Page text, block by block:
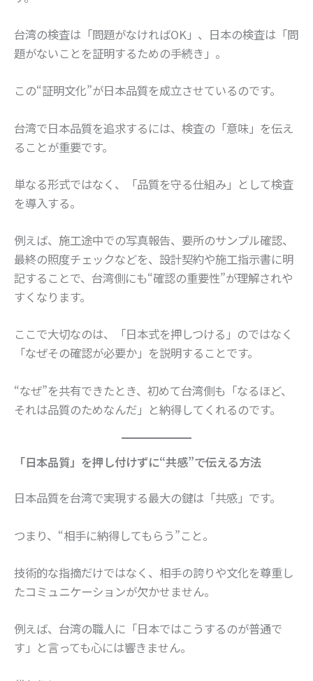
台湾の検査は「問題がなければOK」、日本の検査は「問
題がないことを証明するための手続き」。
この“証明文化”が日本品質を成立させているのです。
台湾で日本品質を追求するには、検査の「意味」を伝え
ることが重要です。
単なる形式ではなく、「品質を守る仕組み」として検査
を導入する。
例えば、施工途中での写真報告、要所のサンプル確認、
最終の照度チェックなどを、設計契約や施工指示書に明
記することで、台湾側にも“確認の重要性”が理解されや
すくなります。
ここで大切なのは、「日本式を押しつける」のではなく
「なぜその確認が必要か」を説明することです。
“なぜ”を共有できたとき、初めて台湾側も「なるほど、
それは品質のためなんだ」と納得してくれるのです。
「日本品質」を押し付けずに“共感”で伝える方法
日本品質を台湾で実現する最大の鍵は「共感」です。
つまり、“相手に納得してもらう”こと。
技術的な指摘だけではなく、相手の誇りや文化を尊重し
たコミュニケーションが欠かせません。
例えば、台湾の職人に「日本ではこうするのが普通で
す」と言っても心には響きません。